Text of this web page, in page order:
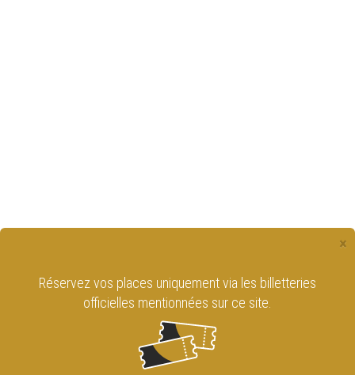
×
Réservez vos places uniquement via les billetteries
officielles mentionnées sur ce site.